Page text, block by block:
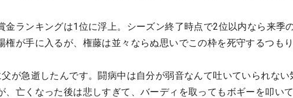
金ランキングは1位に浮上。シーズン終了時点で2位以内なら来季
権が手に入るが、権藤は並々ならぬ思いでこの枠を死守するつもり
父が急逝したんです。闘病中は自分が弱音なんて吐いていられない
、亡くなった後は悲しすぎて、バーディを取ってもボギーを叩い